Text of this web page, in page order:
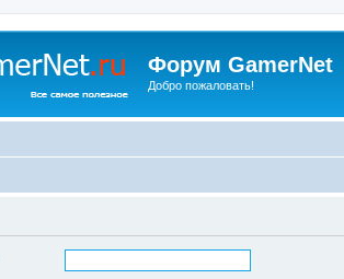
Форум GamerNet
Добро пожаловать!